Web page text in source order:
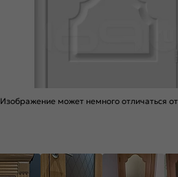
Изображение может немного отличаться